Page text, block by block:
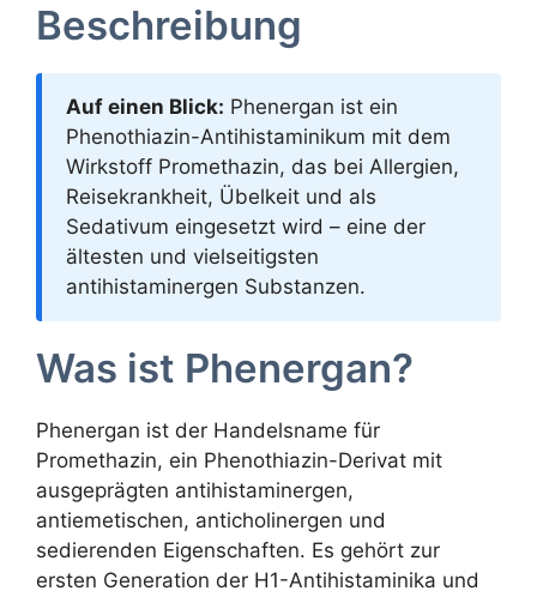
Beschreibung
Auf einen Blick: Phenergan ist ein
Phenothiazin-Antihistaminikum mit dem
Wirkstoff Promethazin, das bei Allergien,
Reisekrankheit, Übelkeit und als
Sedativum eingesetzt wird – eine der
ältesten und vielseitigsten
antihistaminergen Substanzen.
Was ist Phenergan?
Phenergan ist der Handelsname für
Promethazin, ein Phenothiazin-Derivat mit
ausgeprägten antihistaminergen,
antiemetischen, anticholinergen und
sedierenden Eigenschaften. Es gehört zur
ersten Generation der H1-Antihistaminika und